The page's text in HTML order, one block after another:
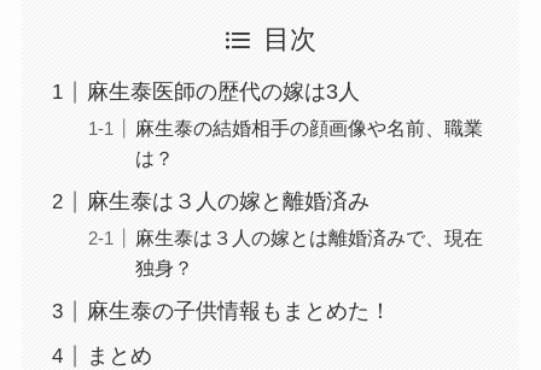
目次
麻生泰医師の歴代の嫁は3人
麻生泰の結婚相手の顔画像や名前、職業
は？
麻生泰は３人の嫁と離婚済み
麻生泰は３人の嫁とは離婚済みで、現在
独身？
麻生泰の子供情報もまとめた！
まとめ